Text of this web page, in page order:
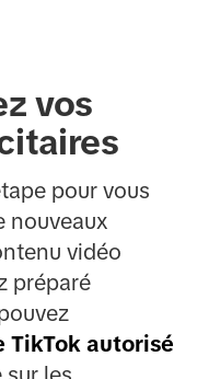
vos
pour vous
nouveaux
vidéo
préparé
TikTok autorisé